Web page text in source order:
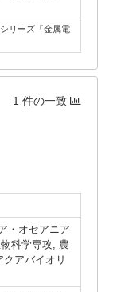
リーズ「金属電
1 件の一致
・オセアニア
科学専攻, 農
アバイオリ